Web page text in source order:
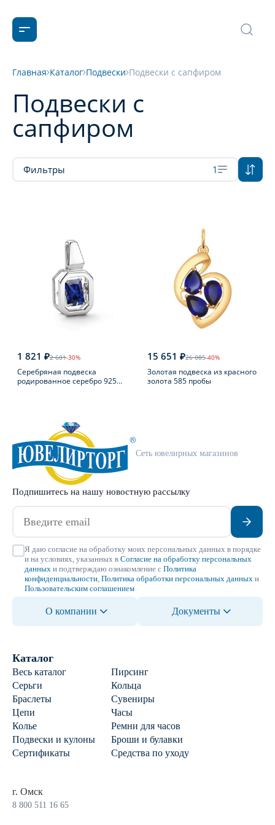
Главная Каталог Подвески Подвески с сапфиром
Подвески с
сапфиром
Фильтры 1
1 821 ₽2 601-30%
Серебряная подвеска
родированное серебро 925
15 651 ₽26 085-40%
Золотая подвеска из красного
золота 585 пробы
Сеть ювелирных магазинов
Подпишитесь на нашу новостную рассылку
Я даю согласие на обработку моих персональных данных в порядке
и на условиях, указанных в Согласие на обработку персональных
данных и подтверждаю ознакомление с Политика
конфиденциальности, Политика обработки персональных данных и
Пользовательским соглашением
О компании Документы
Каталог
Весь каталог
Пирсинг
Серьги
Кольца
Браслеты
Сувениры
Цепи
Часы
Колье
Ремни для часов
Подвески и кулоны
Броши и булавки
Сертификаты
Средства по уходу
г. Омск
8 800 511 16 65